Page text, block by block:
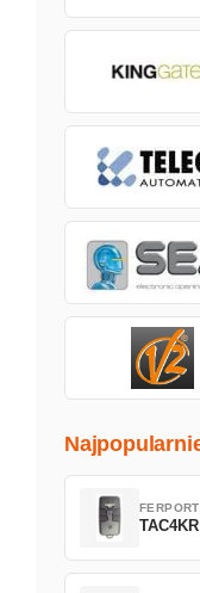
FERPORT
TAC4KR